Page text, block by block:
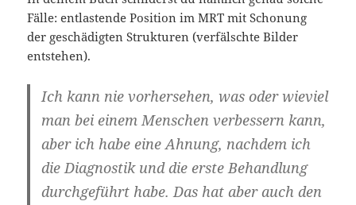
Fälle: entlastende Position im MRT mit Schonung
der geschädigten Strukturen (verfälschte Bilder
entstehen).
Ich kann nie vorhersehen, was oder wieviel
man bei einem Menschen verbessern kann,
aber ich habe eine Ahnung, nachdem ich
die Diagnostik und die erste Behandlung
durchgeführt habe. Das hat aber auch den